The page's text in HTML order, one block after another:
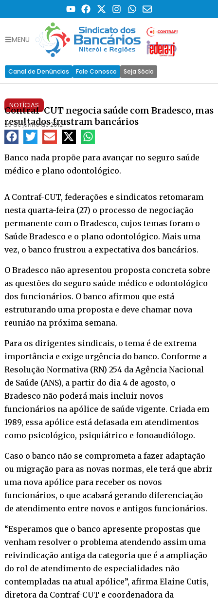
MENU
Canal de Denúncias Fale Conosco Seja Sócio
NOTÍCIAS
Contraf-CUT negocia saúde com Bradesco, mas
resultados frustram bancários
29 de junho de 2012
Banco nada propõe para avançar no seguro saúde
médico e plano odontológico.
A Contraf-CUT, federações e sindicatos retomaram
nesta quarta-feira (27) o processo de negociação
permanente com o Bradesco, cujos temas foram o
Saúde Bradesco e o plano odontológico. Mais uma
vez, o banco frustrou a expectativa dos bancários.
O Bradesco não apresentou proposta concreta sobre
as questões do seguro saúde médico e odontológico
dos funcionários. O banco afirmou que está
estruturando uma proposta e deve chamar nova
reunião na próxima semana.
Para os dirigentes sindicais, o tema é de extrema
importância e exige urgência do banco. Conforme a
Resolução Normativa (RN) 254 da Agência Nacional
de Saúde (ANS), a partir do dia 4 de agosto, o
Bradesco não poderá mais incluir novos
funcionários na apólice de saúde vigente. Criada em
1989, essa apólice está defasada em atendimentos
como psicológico, psiquiátrico e fonoaudiólogo.
Caso o banco não se comprometa a fazer adaptação
ou migração para as novas normas, ele terá que abrir
uma nova apólice para receber os novos
funcionários, o que acabará gerando diferenciação
de atendimento entre novos e antigos funcionários.
“Esperamos que o banco apresente propostas que
venham resolver o problema atendendo assim uma
reivindicação antiga da categoria que é a ampliação
do rol de atendimento de especialidades não
contempladas na atual apólice”, afirma Elaine Cutis,
diretora da Contraf-CUT e coordenadora da